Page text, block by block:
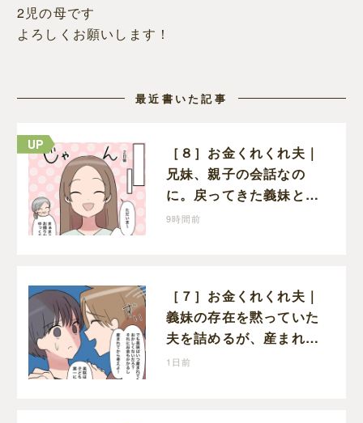
2児の母です
よろしくお願いします！
最近書いた記事
［８］お金くれくれ夫｜
兄妹、親子の会話なの
に。戻ってきた義妹と夫
や義母の様子になんだか
9時間前
［７］お金くれくれ夫｜
義妹の存在を黙っていた
夫を詰めるが、産まれる
子どものことを第一に考
1日前